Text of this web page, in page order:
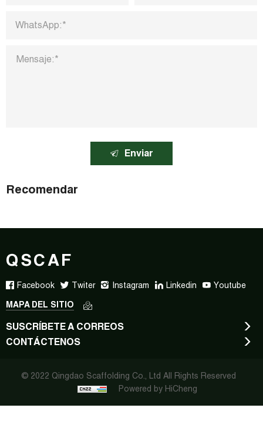
Enviar
Recomendar
QSCAF
Facebook Twiter Instagram Linkedin Youtube
MAPA DEL SITIO
SUSCRÍBETE A CORREOS
CONTÁCTENOS
© 2022 Qingdao Scaffolding Co., Ltd All Rights Reserved
Powered by HiCheng